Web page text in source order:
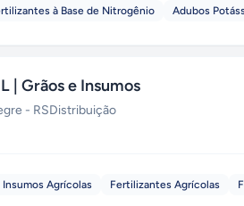
à Base de Nitrogênio Adubos
| Grãos e Insumos
- RSDistribuição
Insumos Agrícolas Fertilizantes Agrícolas